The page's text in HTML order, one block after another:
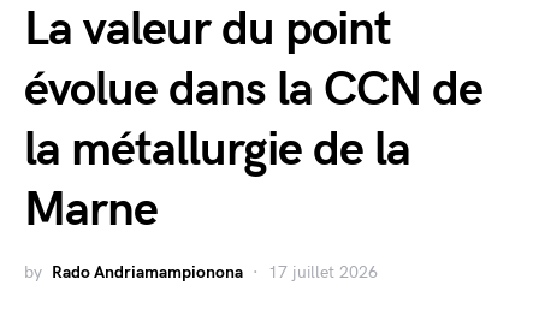
La valeur du point
évolue dans la CCN de
la métallurgie de la
Marne
by Rado Andriamampionona 17 juillet 2026